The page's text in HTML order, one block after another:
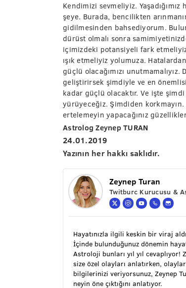
Kendimizi sevmeliyiz.
şeye. Burada, bencilikten
gidilmesinden bahsediyorum.
dürüst olmalı sonra
içimizdeki potansiyeli fark
ışık etmeliyiz yolumuza.
güçlü olacağımızı
geliştirirsek şimdiyle ve en
kadar güçlü olacaktır. Ve işte
yürüyeceğiz. Şimdiden
ertelemeyin yapacağınız
Astrolog Zeynep TURAN
24.01.2019
Yazının her hakkı saklıdır.
Zeynep Turan
Twitburc Kurucusu &
Hayatınızla ilgili keskin bir viraj
İçinde bulunduğunuz dönemin
Astroloji bunları yıl yıl cevaplıyor!
size özel olayları anlatırken,
bilgilerinizi veriyorsunuz, Zeynep
neyin öne çıktığını anlatıyor.